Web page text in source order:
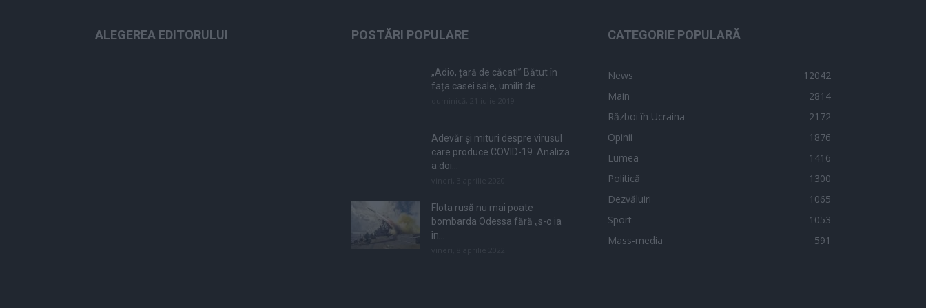
ALEGEREA EDITORULUI POSTĂRI POPULARE
„Adio, țară de căcat!” Bătut în
fața casei sale, umilit de...
Adevăr și mituri despre virusul
care produce COVID-19. Analiza
a doi...
Flota rusă nu mai poate
bombarda Odessa fără „s-o ia
în...
CATEGORIE POPULARĂ
News
12042
Main
2814
Război în Ucraina
2172
Opinii
1876
Lumea
1416
Politică
1300
Dezvăluiri
1065
Sport
1053
Mass-media
591